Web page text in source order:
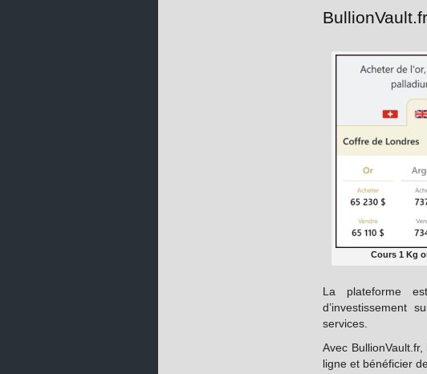
Cours 1 Kg
La plateforme
d’investissement
services.
Avec
ligne et bénéficier